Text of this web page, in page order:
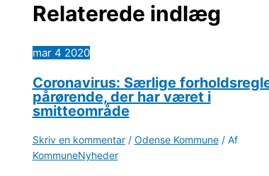
Relaterede indlæg
mar 4 2020
Coronavirus: Særlige
pårørende, der har været i
smitteområde
Skriv en kommentar / Odense Kommune/ Af
KommuneNyheder